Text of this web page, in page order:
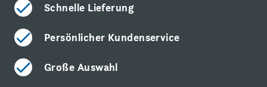
Schnelle Lieferung
Persönlicher Kundenservice
Große Auswahl